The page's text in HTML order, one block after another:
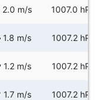
2.0 m/s 1007.0 hPa
1.8 m/s 1007.2 hPa
1.2 m/s 1007.2 hPa
1.7 m/s 1007.2 hPa